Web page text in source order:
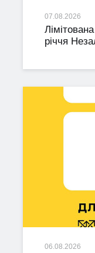
07.08.2026
річчя
06.08.2026